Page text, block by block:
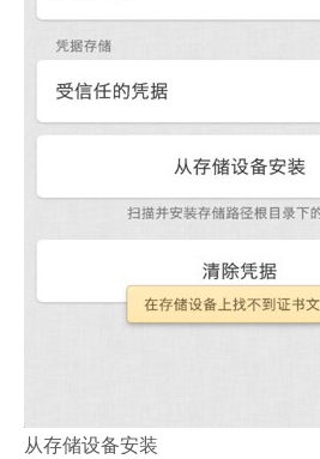
从存储设备安装